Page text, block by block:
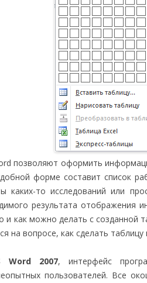
позволяют оформить
форме составит список
каких-то исследований или
результата отображения
и как можно делать с созданной
на вопросе, как сделать таблицу
Word 2007, интерфейс
пользователей. Все